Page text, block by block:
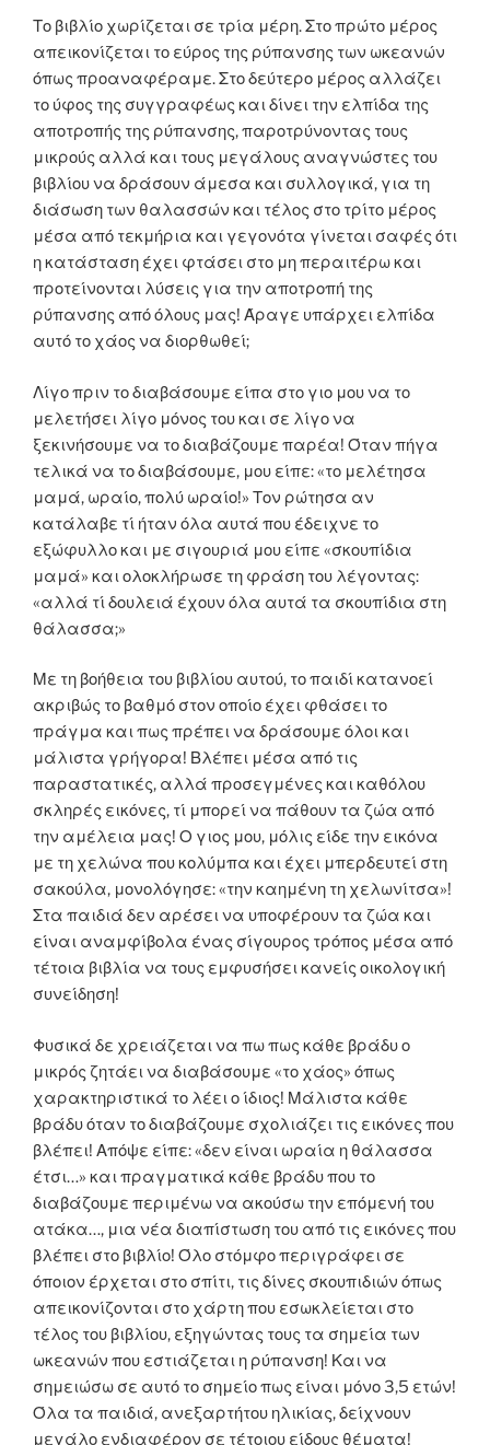
Το βιβλίο χωρίζεται σε τρία μέρη. Στο πρώτο μέρος
απεικονίζεται το εύρος της ρύπανσης των ωκεανών
όπως προαναφέραμε. Στο δεύτερο μέρος αλλάζει
το ύφος της συγγραφέως και δίνει την ελπίδα της
αποτροπής της ρύπανσης, παροτρύνοντας τους
μικρούς αλλά και τους μεγάλους αναγνώστες του
βιβλίου να δράσουν άμεσα και συλλογικά, για τη
διάσωση των θαλασσών και τέλος στο τρίτο μέρος
μέσα από τεκμήρια και γεγονότα γίνεται σαφές ότι
η κατάσταση έχει φτάσει στο μη περαιτέρω και
προτείνονται λύσεις για την αποτροπή της
ρύπανσης από όλους μας! Άραγε υπάρχει ελπίδα
αυτό το χάος να διορθωθεί;
Λίγο πριν το διαβάσουμε είπα στο γιο μου να το
μελετήσει λίγο μόνος του και σε λίγο να
ξεκινήσουμε να το διαβάζουμε παρέα! Όταν πήγα
τελικά να το διαβάσουμε, μου είπε: «το μελέτησα
μαμά, ωραίο, πολύ ωραίο!» Τον ρώτησα αν
κατάλαβε τί ήταν όλα αυτά που έδειχνε το
εξώφυλλο και με σιγουριά μου είπε «σκουπίδια
μαμά» και ολοκλήρωσε τη φράση του λέγοντας:
«αλλά τί δουλειά έχουν όλα αυτά τα σκουπίδια στη
θάλασσα;»
Με τη βοήθεια του βιβλίου αυτού, το παιδί κατανοεί
ακριβώς το βαθμό στον οποίο έχει φθάσει το
πράγμα και πως πρέπει να δράσουμε όλοι και
μάλιστα γρήγορα! Βλέπει μέσα από τις
παραστατικές, αλλά προσεγμένες και καθόλου
σκληρές εικόνες, τί μπορεί να πάθουν τα ζώα από
την αμέλεια μας! Ο γιος μου, μόλις είδε την εικόνα
με τη χελώνα που κολύμπα και έχει μπερδευτεί στη
σακούλα, μονολόγησε: «την καημένη τη χελωνίτσα»!
Στα παιδιά δεν αρέσει να υποφέρουν τα ζώα και
είναι αναμφίβολα ένας σίγουρος τρόπος μέσα από
τέτοια βιβλία να τους εμφυσήσει κανείς οικολογική
συνείδηση!
Φυσικά δε χρειάζεται να πω πως κάθε βράδυ ο
μικρός ζητάει να διαβάσουμε «το χάος» όπως
χαρακτηριστικά το λέει ο ίδιος! Μάλιστα κάθε
βράδυ όταν το διαβάζουμε σχολιάζει τις εικόνες που
βλέπει! Απόψε είπε: «δεν είναι ωραία η θάλασσα
έτσι…» και πραγματικά κάθε βράδυ που το
διαβάζουμε περιμένω να ακούσω την επόμενή του
ατάκα…, μια νέα διαπίστωση του από τις εικόνες που
βλέπει στο βιβλίο! Όλο στόμφο περιγράφει σε
όποιον έρχεται στο σπίτι, τις δίνες σκουπιδιών όπως
απεικονίζονται στο χάρτη που εσωκλείεται στο
τέλος του βιβλίου, εξηγώντας τους τα σημεία των
ωκεανών που εστιάζεται η ρύπανση! Και να
σημειώσω σε αυτό το σημείο πως είναι μόνο 3,5 ετών!
Όλα τα παιδιά, ανεξαρτήτου ηλικίας, δείχνουν
μεγάλο ενδιαφέρον σε τέτοιου είδους θέματα!